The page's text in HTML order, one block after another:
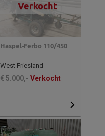
Verkocht
Haspel-Ferbo 110/450
West Friesland
€ 5.000,-Verkocht